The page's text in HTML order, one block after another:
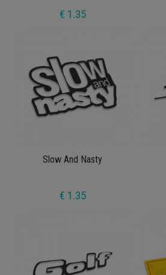
€ 1.35
Slow And Nasty
€ 1.35